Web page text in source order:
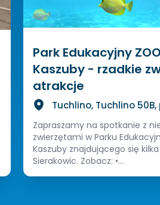
Park Edukacyjny
Kaszuby - rzadkie
atrakcje
Tuchlino, Tuchlino
Zapraszamy na spotkanie z
zwierzętami w Parku
Kaszuby znajdującego się
Sierakowic. Zobacz: •...